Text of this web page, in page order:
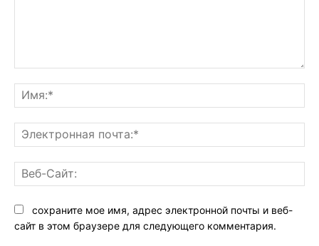
сохраните мое имя, адрес электронной почты и веб-
сайт в этом браузере для следующего комментария.